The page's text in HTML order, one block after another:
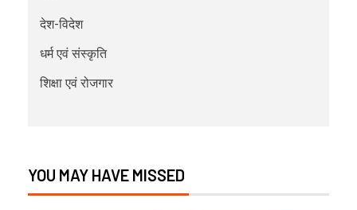
देश-विदेश
धर्म एवं संस्कृति
शिक्षा एवं रोजगार
YOU MAY HAVE MISSED